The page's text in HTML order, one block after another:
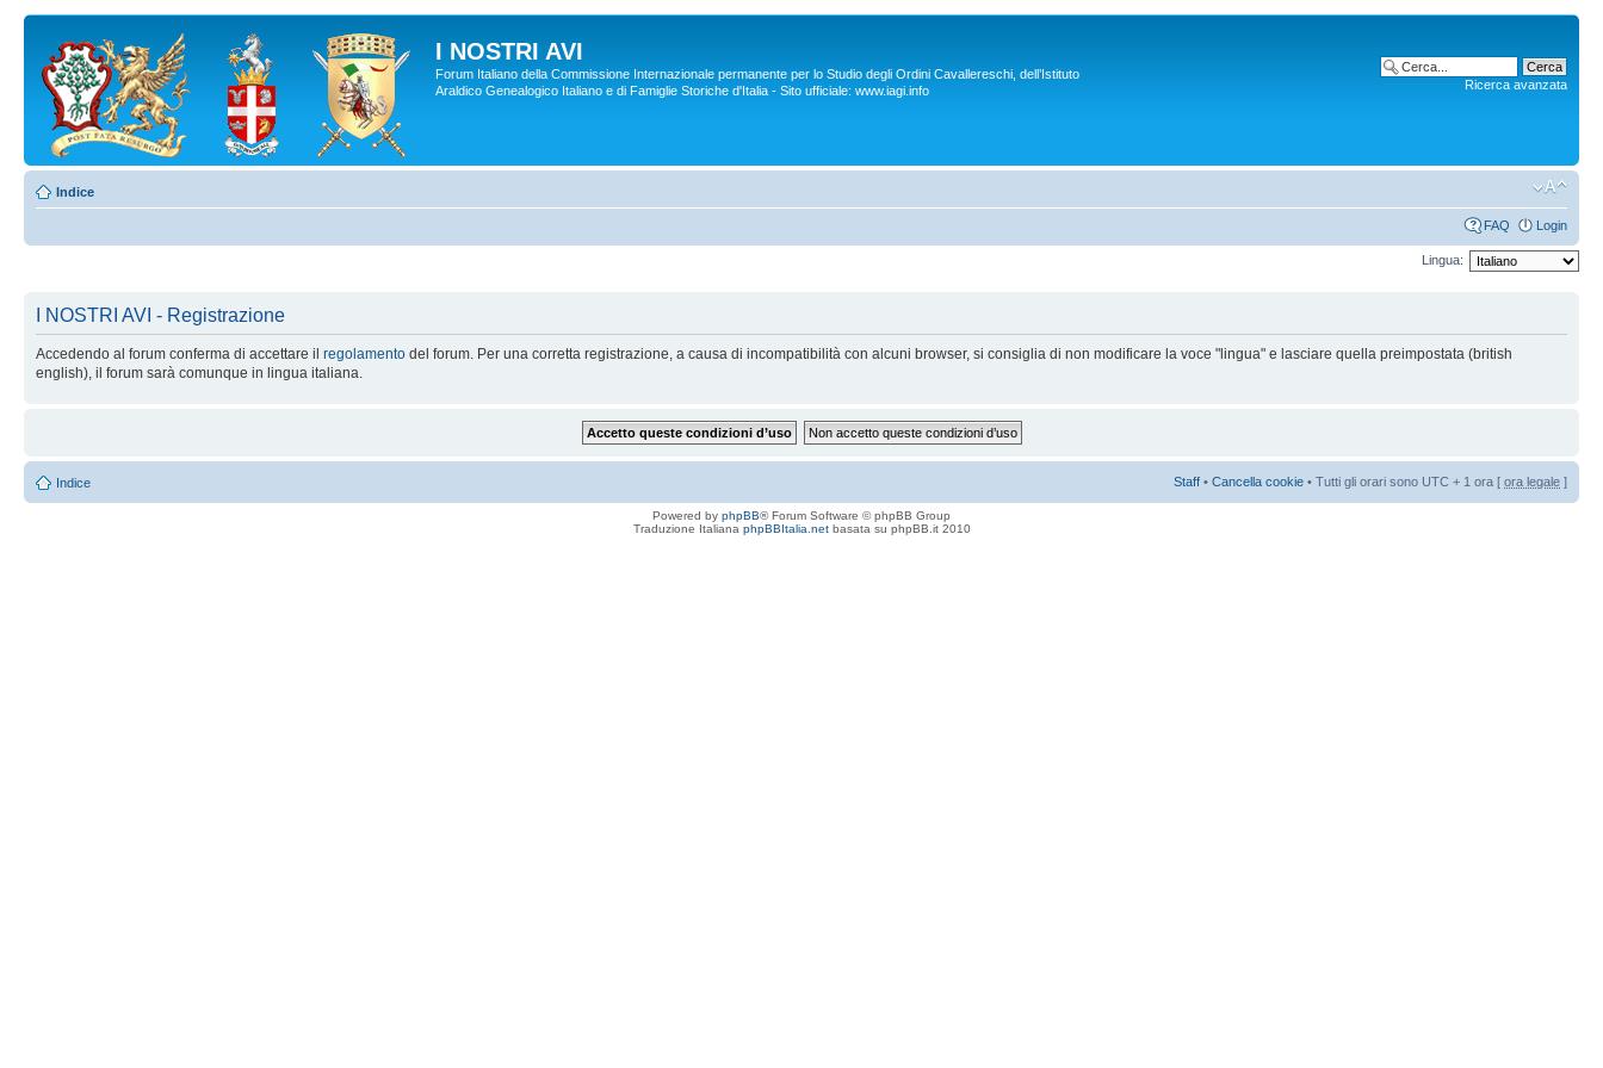
I NOSTRI AVI
Forum Italiano della Commissione Internazionale permanente per lo Studio degli Ordini Cavallereschi, dell’Istituto
Araldico Genealogico Italiano e di Famiglie Storiche d'Italia - Sito ufficiale: www.iagi.info
Ricerca avanzata
Indice
FAQ Login
Lingua:
I NOSTRI AVI - Registrazione
Accedendo al forum conferma di accettare il regolamento del forum. Per una corretta registrazione, a causa di incompatibilità con alcuni browser, si consiglia di non modificare la voce "lingua" e lasciare quella preimpostata (british
english), il forum sarà comunque in lingua italiana.
Indice Staff • Cancella cookie • Tutti gli orari sono UTC + 1 ora [ ora legale ]
Powered by phpBB® Forum Software © phpBB Group
Traduzione Italiana phpBBItalia.netbasata su phpBB.it 2010